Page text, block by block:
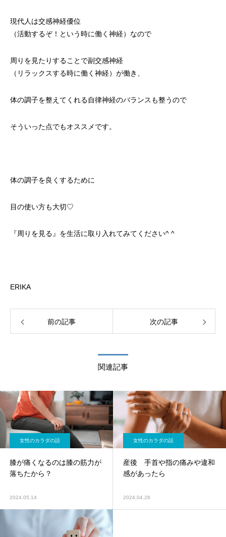
現代人は交感神経優位
（活動するぞ！という時に働く神経）なので
周りを見たりすることで副交感神経
（リラックスする時に働く神経）が働き、
体の調子を整えてくれる自律神経のバランスも整うので
そういった点でもオススメです。
体の調子を良くするために
目の使い方も大切♡
『周りを見る』を生活に取り入れてみてください^ ^
ERIKA
前の記事 次の記事
関連記事
女性のカラダの話
膝が痛くなるのは膝の筋力が
落ちたから？
2024.05.14
女性のカラダの話
産後 手首や指の痛みや違和
感があったら
2024.04.28